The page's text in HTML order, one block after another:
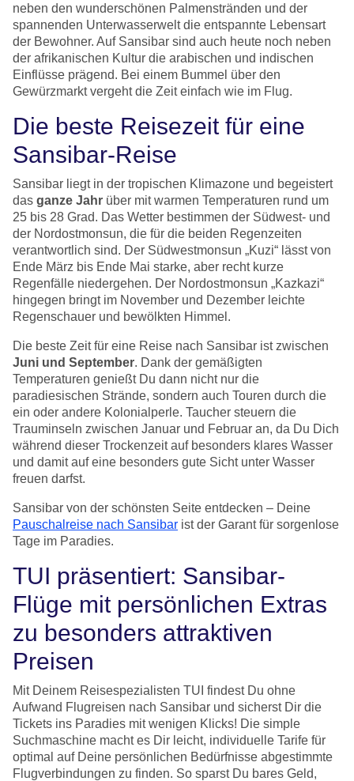
neben den wunderschönen Palmenstränden und der
spannenden Unterwasserwelt die entspannte Lebensart
der Bewohner. Auf Sansibar sind auch heute noch neben
der afrikanischen Kultur die arabischen und indischen
Einflüsse prägend. Bei einem Bummel über den
Gewürzmarkt vergeht die Zeit einfach wie im Flug.
Die beste Reisezeit für eine
Sansibar-Reise
Sansibar liegt in der tropischen Klimazone und begeistert
das ganze Jahr über mit warmen Temperaturen rund um
25 bis 28 Grad. Das Wetter bestimmen der Südwest- und
der Nordostmonsun, die für die beiden Regenzeiten
verantwortlich sind. Der Südwestmonsun „Kuzi“ lässt von
Ende März bis Ende Mai starke, aber recht kurze
Regenfälle niedergehen. Der Nordostmonsun „Kazkazi“
hingegen bringt im November und Dezember leichte
Regenschauer und bewölkten Himmel.
Die beste Zeit für eine Reise nach Sansibar ist zwischen
Juni und September. Dank der gemäßigten
Temperaturen genießt Du dann nicht nur die
paradiesischen Strände, sondern auch Touren durch die
ein oder andere Kolonialperle. Taucher steuern die
Trauminseln zwischen Januar und Februar an, da Du Dich
während dieser Trockenzeit auf besonders klares Wasser
und damit auf eine besonders gute Sicht unter Wasser
freuen darfst.
Sansibar von der schönsten Seite entdecken – Deine
Pauschalreise nach Sansibar ist der Garant für sorgenlose
Tage im Paradies.
TUI präsentiert: Sansibar-
Flüge mit persönlichen Extras
zu besonders attraktiven
Preisen
Mit Deinem Reisespezialisten TUI findest Du ohne
Aufwand Flugreisen nach Sansibar und sicherst Dir die
Tickets ins Paradies mit wenigen Klicks! Die simple
Suchmaschine macht es Dir leicht, individuelle Tarife für
optimal auf Deine persönlichen Bedürfnisse abgestimmte
Flugverbindungen zu finden. So sparst Du bares Geld,